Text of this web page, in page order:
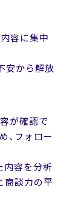
容に集中
安から解放
が確認で
、フォロー
内容を分析
商談力の平